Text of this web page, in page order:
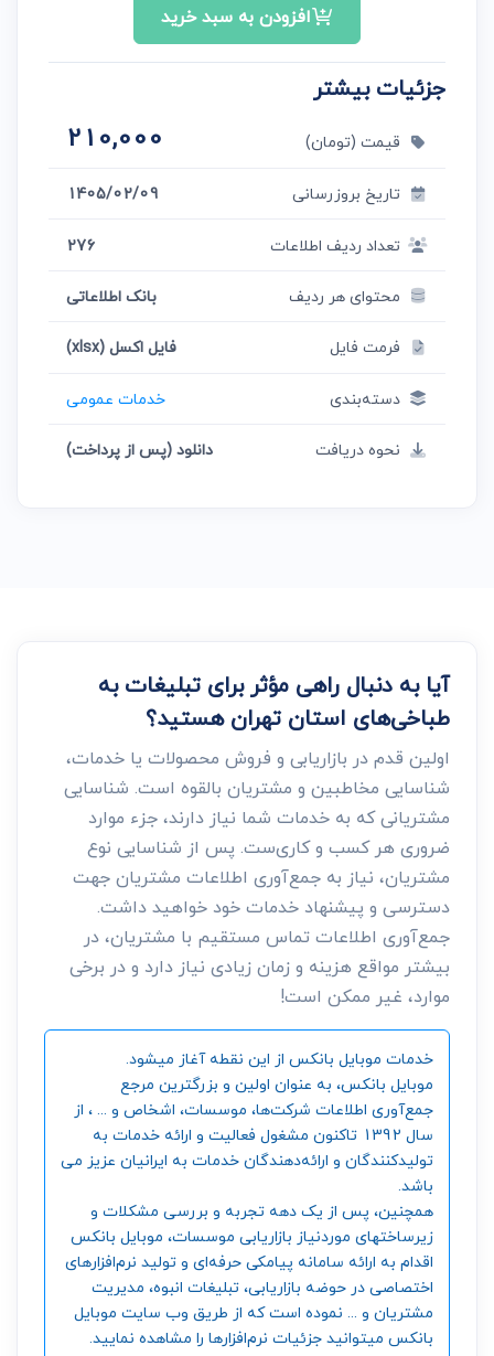
افزودن به سبد خرید
جزئیات بیشتر
قیمت (تومان) 210,000
تاریخ بروزرسانی
1405/02/09
تعداد ردیف اطلاعات
276
محتوای هر ردیف
بانک اطلاعاتی
فرمت فایل
فایل اکسل (xlsx)
دسته‌بندی
خدمات عمومی
نحوه دریافت
دانلود (پس از پرداخت)
آیا به دنبال راهی مؤثر برای تبلیغات به
طباخی‌های استان تهران هستید؟
اولین قدم در بازاریابی و فروش محصولات یا خدمات،
شناسایی مخاطبین و مشتریان بالقوه است. شناسایی
مشتریانی که به خدمات شما نیاز دارند، جزء موارد
ضروری هر کسب و کاری‌ست. پس از شناسایی نوع
مشتریان، نیاز به جمع‌آوری اطلاعات مشتریان جهت
دسترسی و پیشنهاد خدمات خود خواهید داشت.
جمع‌آوری اطلاعات تماس مستقیم با مشتریان، در
بیشتر مواقع هزینه و زمان زیادی نیاز دارد و در برخی
موارد، غیر ممکن است!
خدمات موبایل بانکس از این نقطه آغاز میشود.
موبایل بانکس، به عنوان اولین و بزرگترین مرجع
جمع‌آوری اطلاعات شرکت‌ها، موسسات، اشخاص و ... ، از
سال 1392 تاکنون مشغول فعالیت و ارائه خدمات به
تولیدکنندگان و ارائه‌دهندگان خدمات به ایرانیان عزیز می
باشد.
همچنین، پس از یک دهه تجربه و بررسی مشکلات و
زیرساختهای موردنیاز بازاریابی موسسات، موبایل بانکس
اقدام به ارائه سامانه‌ پیامکی حرفه‌ای و تولید نرم‌افزارهای
اختصاصی در حوضه بازاریابی، تبلیغات انبوه، مدیریت
مشتریان و ... نموده است که از طریق وب سایت موبایل
بانکس میتوانید جزئیات نرم‌افزارها را مشاهده نمایید.